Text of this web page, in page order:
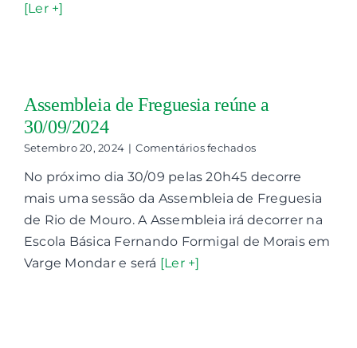
[Ler +]
Assembleia de Freguesia reúne a
30/09/2024
Setembro 20, 2024 | Comentários fechadosem
de
Freguesia
reúne
a
30/09/2024
No próximo dia 30/09 pelas 20h45 decorre
mais uma sessão da Assembleia de Freguesia
de Rio de Mouro. A Assembleia irá decorrer na
Escola Básica Fernando Formigal de Morais em
Varge Mondar e será [Ler +]